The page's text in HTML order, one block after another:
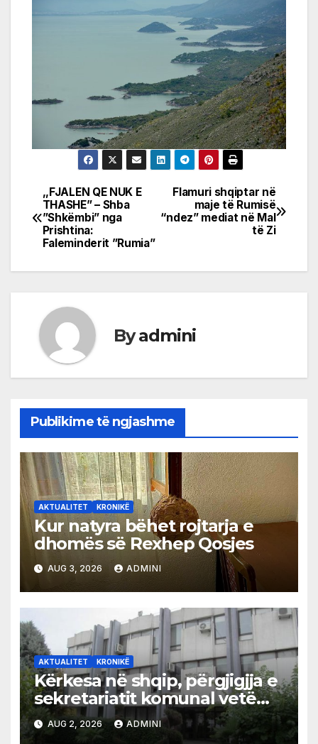
Post
navigation
Flamuri shqiptar në
maje të Rumisë
“ndez” mediat në Mal
të Zi
,,FJALEN QE NUK E
THASHE” – Shba
”Shkëmbi” nga
Prishtina:
Faleminderit ”Rumia”
Byadmini
Publikime të ngjashme
AKTUALITET KRONIKË
Kur natyra bëhet rojtarja e
dhomës së Rexhep Qosjes
AUG 3, 2026 ADMINI
AKTUALITET KRONIKË
Kërkesa në shqip, përgjigjja e
sekretariatit komunal vetëm
në gjuhën malazeze
AUG 2, 2026 ADMINI